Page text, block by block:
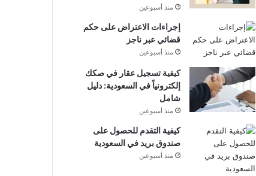
منذ أسبوعين
إجراءات الاعتراض على حكم
قضائي عبر ناجز
منذ أسبوعين
كيفية تسجيل عقار في صكك
إلكترونياً في السعودية: دليل
شامل
منذ أسبوعين
كيفية التقدم للحصول على
صندوق بريد في السعودية
منذ أسبوعين